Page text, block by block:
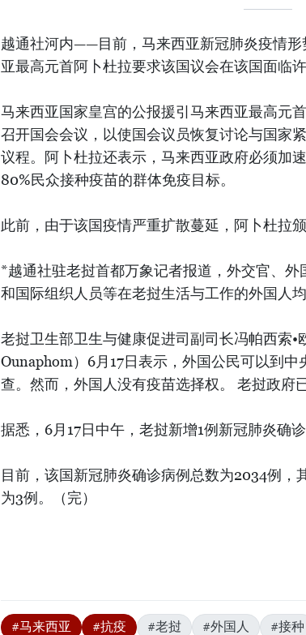
越通社河内——目前，马来西亚新冠肺炎疫情
亚最高元首阿卜杜拉要求该国议会在该国面临
马来西亚国家皇宫的公报援引马来西亚最高元
召开国会会议，以使国会议员恢复讨论与国家
议程。阿卜杜拉还表示，马来西亚政府必须加
80%民众接种疫苗的群体免疫目标。
此前，由于该国疫情严重扩散蔓延，阿卜杜拉
*越通社驻老挝首都万象记者报道，外交官、外
和国际组织人员等在老挝生活与工作的外国人
老挝卫生部卫生与健康促进司副司长冯帕西索•
Ounaphom）6月17日表示，外国公民可以到
查。然而，外国人没有疫苗选择权。 老挝政府
据悉，6月17日中午，老挝新增1例新冠肺炎确
目前，该国新冠肺炎确诊病例总数为2034例，
为3例。（完）
#马来西亚 #抗疫 #老挝 #外国人 #接种